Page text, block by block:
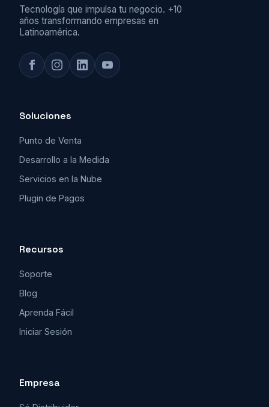
Tecnología que impulsa tu negocio. +10
años transformando empresas en
Latinoamérica.
Soluciones
Punto de Venta
Desarrollo a la Medida
Servicios en la Nube
Plugin de Pagos
Recursos
Soporte
Blog
Aprenda Fácil
Iniciar Sesión
Empresa